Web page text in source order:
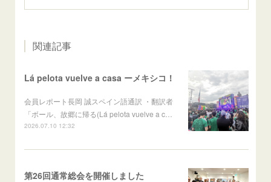
関連記事
Lá pelota vuelve a casa ーメキシコ！
会員レポート長岡 誠スペイン語通訳 ・翻訳者
「ボール、故郷に帰る(Lá pelota vuelve a c…
2026.07.10 12:32
第26回通常総会を開催しました